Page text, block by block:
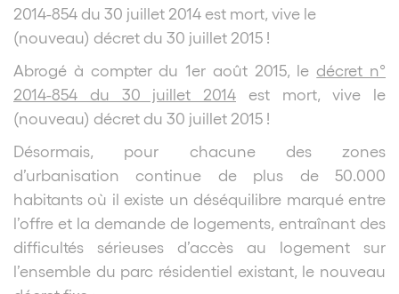
2014-854 du 30 juillet 2014 est mort, vive le
(nouveau) décret du 30 juillet 2015 !
Abrogé à compter du 1er août 2015, ledécret n°
2014-854 du 30 juillet 2014 est mort, vive le
(nouveau) décret du 30 juillet 2015 !
Désormais, pour chacune des zones
d’urbanisation continue de plus de 50.000
habitants où il existe un déséquilibre marqué entre
l’offre et la demande de logements, entraînant des
difficultés sérieuses d’accès au logement sur
l’ensemble du parc résidentiel existant, le nouveau